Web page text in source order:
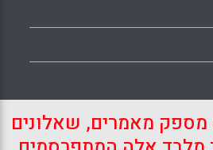
מספק מאמרים, שאלונים